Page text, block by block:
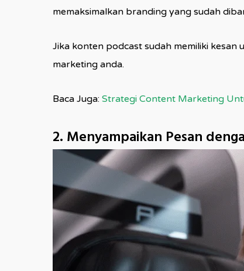
memaksimalkan branding yang sudah
Jika konten podcast sudah memiliki kesan
marketing anda.
Baca Juga: Strategi Content Marketing
2. Menyampaikan Pesan